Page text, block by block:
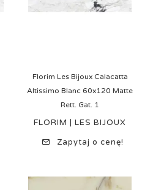
Florim Les Bijoux Calacatta
Altissimo Blanc 60x120 Matte
Rett. Gat. 1
FLORIM | LES BIJOUX
Zapytaj o cenę!